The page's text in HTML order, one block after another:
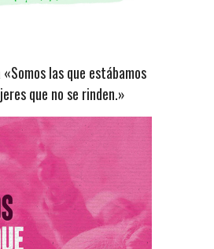
las que estábamos
que no se rinden.»